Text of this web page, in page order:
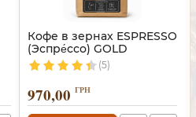
Кофе в зернах ESPRESSO
(Эспре́ссо) GOLD
(5)
970,00 ГРН